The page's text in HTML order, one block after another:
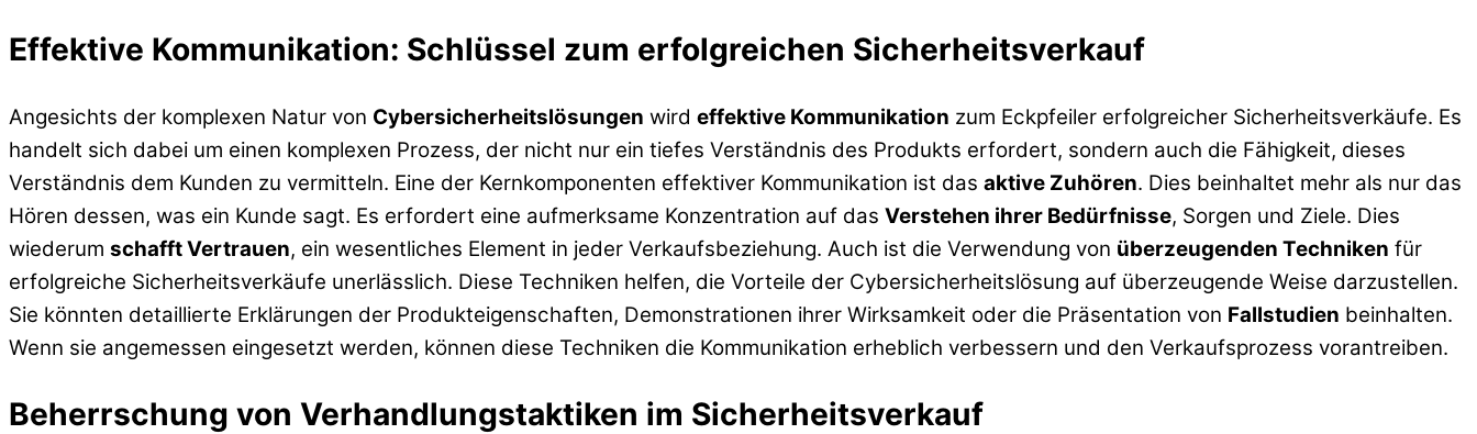
Effektive Kommunikation: Schlüssel zum erfolgreichen Sicherheitsverkauf
Angesichts der komplexen Natur von Cybersicherheitslösungen wird effektive Kommunikation zum Eckpfeiler erfolgreicher Sicherheitsverkäufe. Es
handelt sich dabei um einen komplexen Prozess, der nicht nur ein tiefes Verständnis des Produkts erfordert, sondern auch die Fähigkeit, dieses
Verständnis dem Kunden zu vermitteln. Eine der Kernkomponenten effektiver Kommunikation ist das aktive Zuhören. Dies beinhaltet mehr als nur das
Hören dessen, was ein Kunde sagt. Es erfordert eine aufmerksame Konzentration auf das Verstehen ihrer Bedürfnisse, Sorgen und Ziele. Dies
wiederum schafft Vertrauen, ein wesentliches Element in jeder Verkaufsbeziehung. Auch ist die Verwendung von überzeugenden Techniken für
erfolgreiche Sicherheitsverkäufe unerlässlich. Diese Techniken helfen, die Vorteile der Cybersicherheitslösung auf überzeugende Weise darzustellen.
Sie könnten detaillierte Erklärungen der Produkteigenschaften, Demonstrationen ihrer Wirksamkeit oder die Präsentation von Fallstudien beinhalten.
Wenn sie angemessen eingesetzt werden, können diese Techniken die Kommunikation erheblich verbessern und den Verkaufsprozess vorantreiben.
Beherrschung von Verhandlungstaktiken im Sicherheitsverkauf